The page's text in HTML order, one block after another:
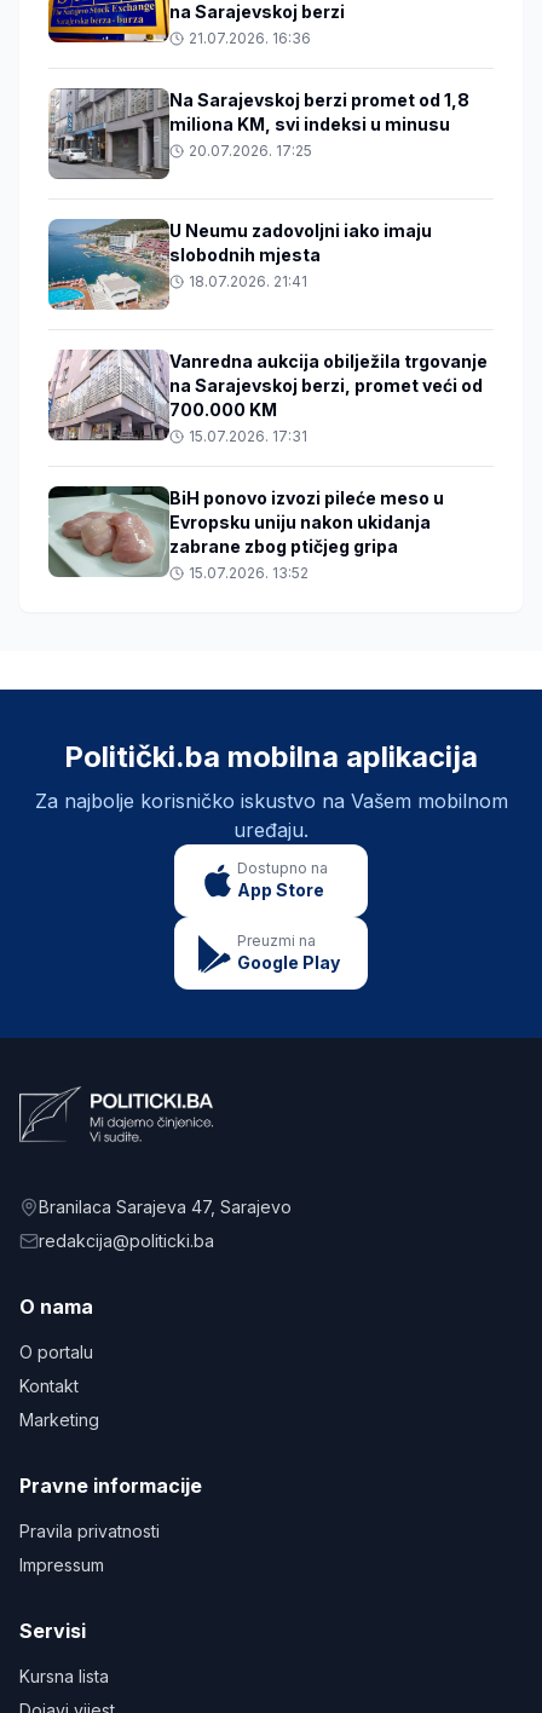
na Sarajevskoj berzi
21.07.2026. 16:36
Na Sarajevskoj berzi promet od 1,8
miliona KM, svi indeksi u minusu
20.07.2026. 17:25
U Neumu zadovoljni iako imaju
slobodnih mjesta
18.07.2026. 21:41
Vanredna aukcija obilježila trgovanje
na Sarajevskoj berzi, promet veći od
700.000 KM
15.07.2026. 17:31
BiH ponovo izvozi pileće meso u
Evropsku uniju nakon ukidanja
zabrane zbog ptičjeg gripa
15.07.2026. 13:52
Politički.ba mobilna aplikacija
Za najbolje korisničko iskustvo na Vašem mobilnom
uređaju.
Dostupno na
App Store
Preuzmi na
Google Play
Branilaca Sarajeva 47, Sarajevo
redakcija@politicki.ba
O nama
O portalu
Kontakt
Marketing
Pravne informacije
Pravila privatnosti
Impressum
Servisi
Kursna lista